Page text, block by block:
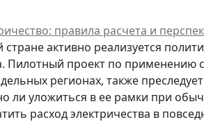
правила расчета и
активно реализуется
Пилотный проект по
регионах, также
ли уложиться в ее рамки при
расход электричества в